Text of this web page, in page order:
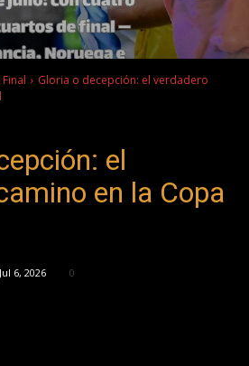
Gloria o decepción: el verdadero
el
en la Copa
Jul 6, 2026 0